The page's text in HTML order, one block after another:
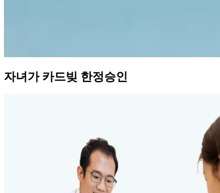
자녀가 카드빚 한정승인